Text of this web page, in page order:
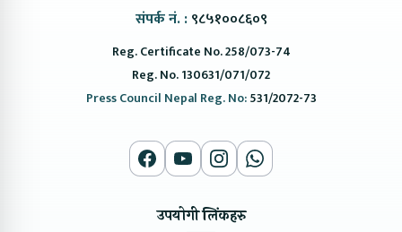
संपर्क नं. : ९८५१००८६०९
Reg. Certificate No. 258/073-74
Reg. No. 130631/071/072
Press Council Nepal Reg. No:531/2072-73
उपयोगी लिंकहरु